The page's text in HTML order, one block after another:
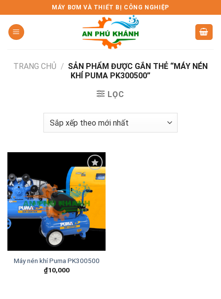
to
content
MÁY BƠM VÀ THIẾT BỊ CÔNG NGHIỆP
TRANG CHỦ / SẢN PHẨM ĐƯỢC GẮN THẺ “MÁY NÉN
KHÍ PUMA PK300500”
LỌC
Add to
wishlist
Máy nén khí Puma PK300500
₫10,000